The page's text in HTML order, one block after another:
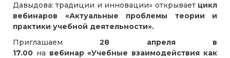
Давыдова: традиции и инновации» открывает цикл
вебинаров
«Актуальные проблемы теории и
практики учебной деятельности».
Приглашаем28 апреля в
17.00 на вебинар«Учебные взаимодействия как